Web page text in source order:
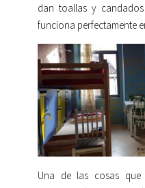
dan toallas y
funciona perfectamente
Una de las cosas que